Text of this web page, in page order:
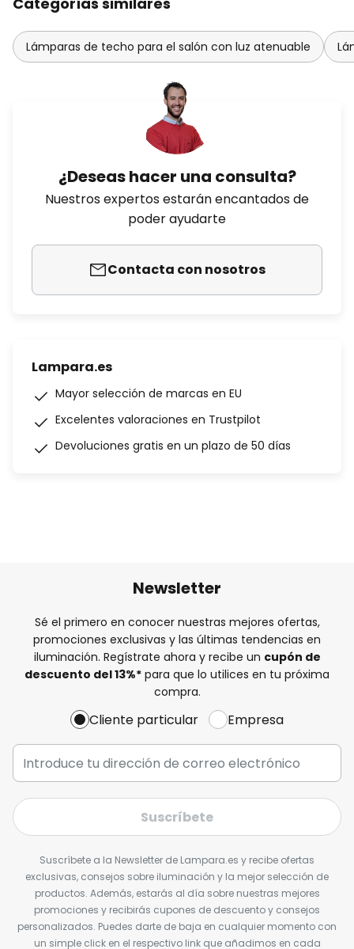
Lámparas de techo para el salón con luz atenuable
¿Deseas hacer una consulta?
Nuestros expertos estarán encantados de
poder ayudarte
Contacta con nosotros
Lampara.es
Mayor selección de marcas en EU
Excelentes valoraciones en Trustpilot
Devoluciones gratis en un plazo de 50 días
Newsletter
Sé el primero en conocer nuestras mejores ofertas,
promociones exclusivas y las últimas tendencias en
iluminación. Regístrate ahora y recibe un cupón de
descuento del13%* para que lo utilices en tu próxima
compra.
Cliente particular Empresa
Suscríbete
Suscríbete a la Newsletter de Lampara.es y recibe ofertas
exclusivas, consejos sobre iluminación y la mejor selección de
productos. Además, estarás al día sobre nuestras mejores
promociones y recibirás cupones de descuento y consejos
personalizados. Puedes darte de baja en cualquier momento con
un simple click en el respectivo link que añadimos en cada